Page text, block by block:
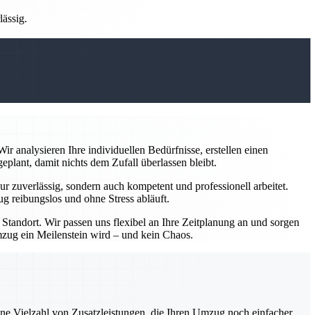
analysieren Ihre individuellen Bedürfnisse, erstellen einen
damit nichts dem Zufall überlassen bleibt.
sondern auch kompetent und professionell arbeitet.
reibungslos und ohne Stress abläuft.
Wir passen uns flexibel an Ihre Zeitplanung an und sorgen
ein Meilenstein wird – und kein Chaos.
Vielzahl von Zusatzleistungen, die Ihren Umzug noch einfacher